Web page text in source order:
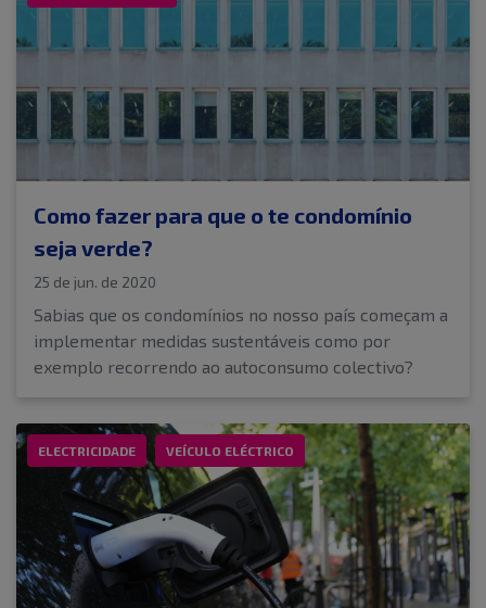
Como fazer para que o te condomínio
seja verde?
25 de jun. de 2020
Sabias que os condomínios no nosso país começam a
implementar medidas sustentáveis como por
exemplo recorrendo ao autoconsumo colectivo?
ELECTRICIDADE VEÍCULO ELÉCTRICO